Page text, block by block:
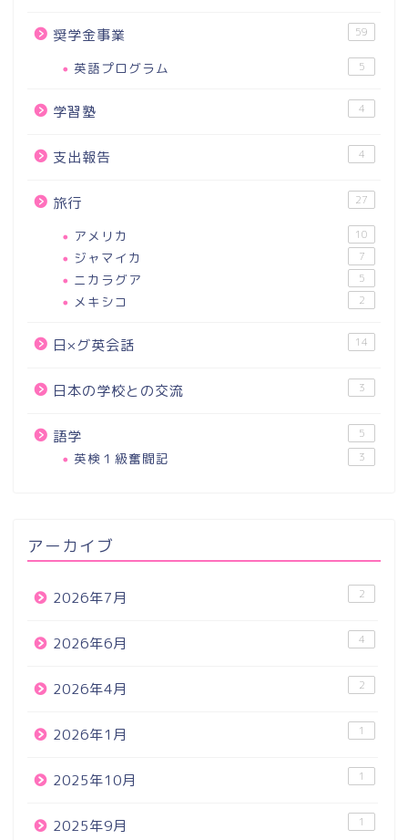
奨学金事業 59
英語プログラム 5
学習塾 4
支出報告 4
旅行 27
アメリカ 10
ジャマイカ 7
ニカラグア 5
メキシコ 2
日×グ英会話 14
日本の学校との交流 3
語学 5
英検１級奮闘記 3
アーカイブ
2026年7月 2
2026年6月 4
2026年4月 2
2026年1月 1
2025年10月 1
2025年9月 1